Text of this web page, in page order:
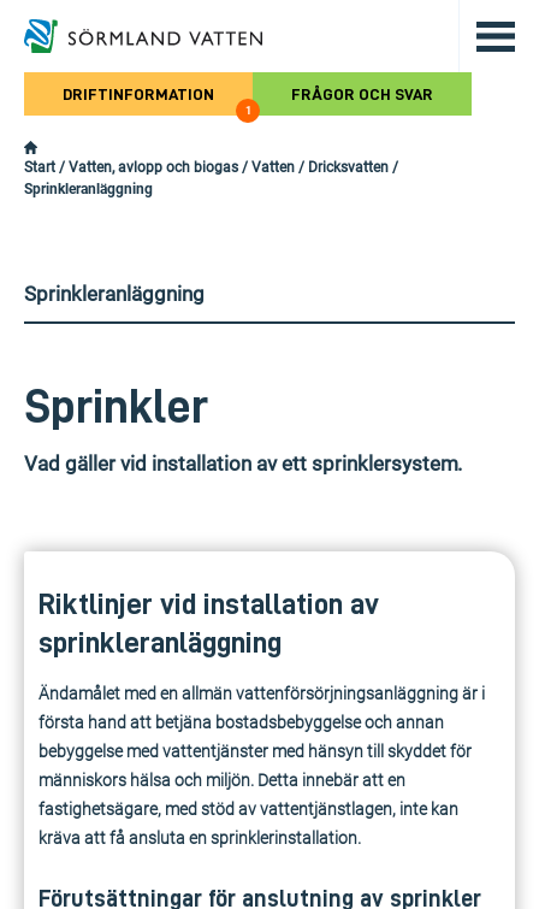
Hoppa till det huvudsakliga
DRIFTINFORMATION
1
FRÅGOR OCH SVAR
Start / Vatten, avlopp och biogas / Vatten / Dricksvatten /
Sprinkleranläggning
Sprinkleranläggning
Sprinkler
Vad gäller vid installation av ett sprinklersystem.
Riktlinjer vid installation av
sprinkleranläggning
Ändamålet med en allmän vattenförsörjningsanläggning är i
första hand att betjäna bostadsbebyggelse och annan
bebyggelse med vattentjänster med hänsyn till skyddet för
människors hälsa och miljön. Detta innebär att en
fastighetsägare, med stöd av vattentjänstlagen, inte kan
kräva att få ansluta en sprinklerinstallation.
Förutsättningar för anslutning av sprinkler